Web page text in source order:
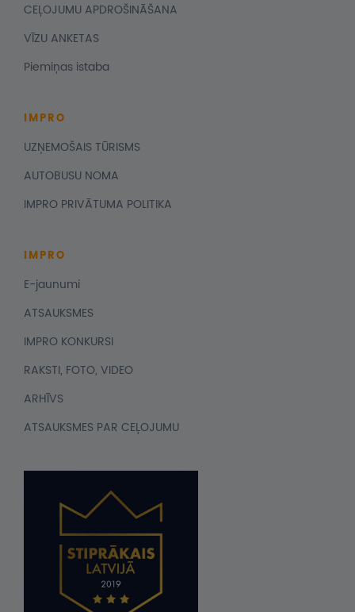
CEĻOJUMU APDROŠINĀŠANA
VĪZU ANKETAS
Piemiņas istaba
IMPRO
UZŅEMOŠAIS TŪRISMS
AUTOBUSU NOMA
IMPRO PRIVĀTUMA POLITIKA
IMPRO
E-jaunumi
ATSAUKSMES
IMPRO KONKURSI
RAKSTI, FOTO, VIDEO
ARHĪVS
ATSAUKSMES PAR CEĻOJUMU